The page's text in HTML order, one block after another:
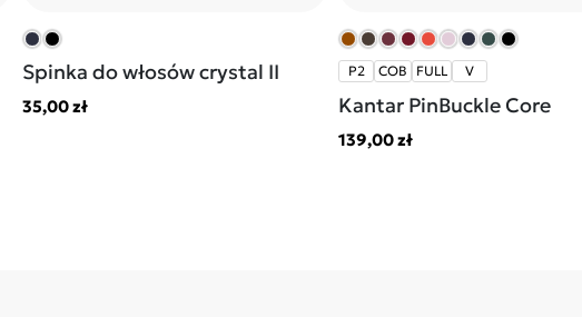
Spinka do włosów crystal II
35,00 zł
P2 COB FULL V
Kantar PinBuckle Core
139,00 zł